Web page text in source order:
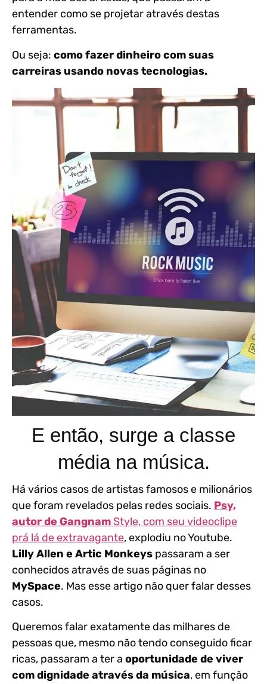
entender como se projetar através destas
ferramentas.
Ou seja: como fazer dinheiro com suas
carreiras usando novas tecnologias.
E então, surge a classe
média na música.
Há vários casos de artistas famosos e milionários
que foram revelados pelas redes sociais. Psy,
autor de Gangnam Style, com seu videoclipe
prá lá de extravagante, explodiu no Youtube.
Lilly Allen e Artic Monkeys passaram a ser
conhecidos através de suas páginas no
MySpace. Mas esse artigo não quer falar desses
casos.
Queremos falar exatamente das milhares de
pessoas que, mesmo não tendo conseguido ficar
ricas, passaram a ter a oportunidade de viver
com dignidade através da música, em função